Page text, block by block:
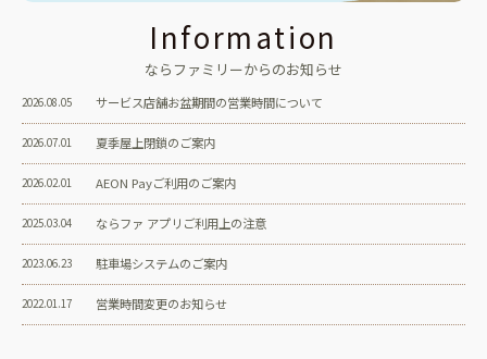
Information
ならファミリーからのお知らせ
2026.08.05 サービス店舗お盆期間の営業時間について
2026.07.01 夏季屋上閉鎖のご案内
2026.02.01 AEON Payご利用のご案内
2025.03.04 ならファ アプリご利用上の注意
2023.06.23 駐車場システムのご案内
2022.01.17 営業時間変更のお知らせ